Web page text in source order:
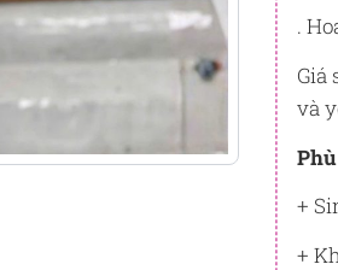
.
Giá
và
+
+